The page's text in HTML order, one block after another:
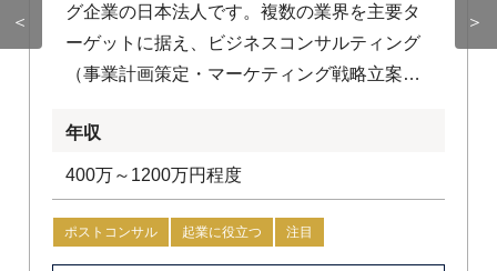
＜
グ企業の日本法人です。複数の業界を主要タ
ーゲットに据え、ビジネスコンサルティング
（事業計画策定・マーケティング戦略立案な
ロジェクトマネジメント支援・セキュリティ
マネジメント支援など）の両軸でサービスを
提供しています。 さらに、AIを活用した新規
事業開発やFintechアドバイザリーといった先
端領域にも注力しており、時代の変化に合わ
年収
400万～1200万円程度
ポストコンサル 起業に役立つ 注目
＞